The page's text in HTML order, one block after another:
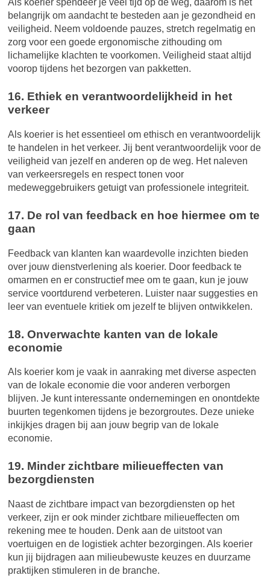
Als koerier spendeer je veel tijd op de weg, daarom is het
belangrijk om aandacht te besteden aan je gezondheid en
veiligheid. Neem voldoende pauzes, stretch regelmatig en
zorg voor een goede ergonomische zithouding om
lichamelijke klachten te voorkomen. Veiligheid staat altijd
voorop tijdens het bezorgen van pakketten.
16. Ethiek en verantwoordelijkheid in het
verkeer
Als koerier is het essentieel om ethisch en verantwoordelijk
te handelen in het verkeer. Jij bent verantwoordelijk voor de
veiligheid van jezelf en anderen op de weg. Het naleven
van verkeersregels en respect tonen voor
medeweggebruikers getuigt van professionele integriteit.
17. De rol van feedback en hoe hiermee om te
gaan
Feedback van klanten kan waardevolle inzichten bieden
over jouw dienstverlening als koerier. Door feedback te
omarmen en er constructief mee om te gaan, kun je jouw
service voortdurend verbeteren. Luister naar suggesties en
leer van eventuele kritiek om jezelf te blijven ontwikkelen.
18. Onverwachte kanten van de lokale
economie
Als koerier kom je vaak in aanraking met diverse aspecten
van de lokale economie die voor anderen verborgen
blijven. Je kunt interessante ondernemingen en onontdekte
buurten tegenkomen tijdens je bezorgroutes. Deze unieke
inkijkjes dragen bij aan jouw begrip van de lokale
economie.
19. Minder zichtbare milieueffecten van
bezorgdiensten
Naast de zichtbare impact van bezorgdiensten op het
verkeer, zijn er ook minder zichtbare milieueffecten om
rekening mee te houden. Denk aan de uitstoot van
voertuigen en de logistiek achter bezorgingen. Als koerier
kun jij bijdragen aan milieubewuste keuzes en duurzame
praktijken stimuleren in de branche.